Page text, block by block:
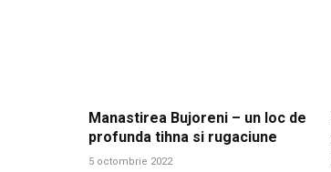
Manastirea Bujoreni – un loc de
profunda tihna si rugaciune
5 octombrie 2022